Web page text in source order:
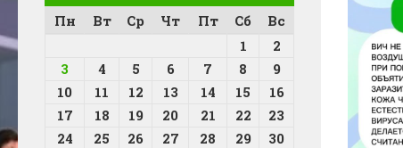
Пн
Вт Ср Чт Пт Сб
Вс
1
2
3
4 5 6 7 8
9
10
11 12 13 14 15
16
17
18 19 20 21 22
23
24
25 26 27 28 29
30